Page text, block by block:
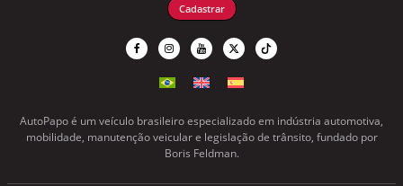
Cadastrar
AutoPapo é um veículo brasileiro especializado em indústria automotiva,
mobilidade, manutenção veicular e legislação de trânsito, fundado por
Boris Feldman.